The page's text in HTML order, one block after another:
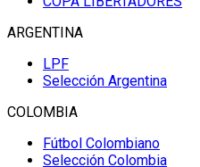
ARGENTINA
LPF
Selección Argentina
COLOMBIA
Fútbol Colombiano
Selección Colombia